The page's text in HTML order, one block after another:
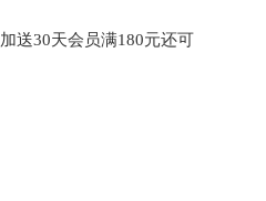
加送30天会员满180元还可